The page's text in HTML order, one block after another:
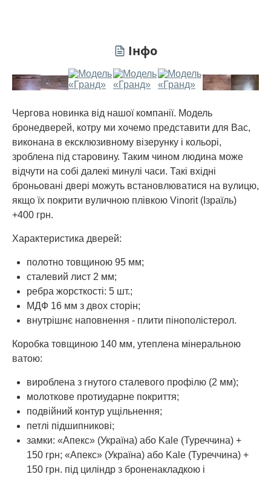
Інфо
Чергова новинка від нашої компанії. Модель
бронедверей, котру ми хочемо представити для Вас,
виконана в ексклюзивному візерунку і кольорі,
зроблена під старовину. Таким чином людина може
відчути на собі далекі минулі часи. Такі вхідні
броньовані двері можуть встановлюватися на вулицю,
якщо їх покрити вуличною плівкою Vinorit (Ізраїль)
+400 грн.
Характеристика дверей:
полотно товщиною 95 мм;
сталевий лист 2 мм;
ребра жорсткості: 5 шт.;
МДФ 16 мм з двох сторін;
внутрішнє наповнення - плити пінополістерол.
Коробка товщиною 140 мм, утеплена мінеральною
ватою:
вироблена з гнутого сталевого профілю (2 мм);
молоткове протиударне покриття;
подвійний контур ущільнення;
петлі підшипникові;
замки: «Апекс» (Україна) або Kale (Туреччина) +
150 грн; «Апекс» (Україна) або Kale (Туреччина) +
150 грн. під циліндр з броненакладкою і